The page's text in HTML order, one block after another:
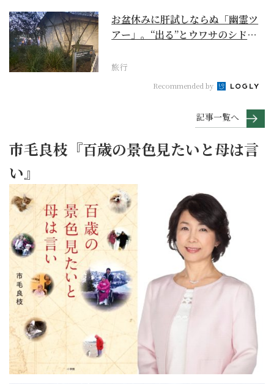
お盆休みに肝試しならぬ「幽霊ツ
アー」。“出る”とウワサのシドニ
旅行
Recommended by
記事一覧へ
市毛良枝『百歳の景色見たいと母は言
い』